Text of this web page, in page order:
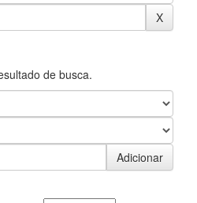
de busca.